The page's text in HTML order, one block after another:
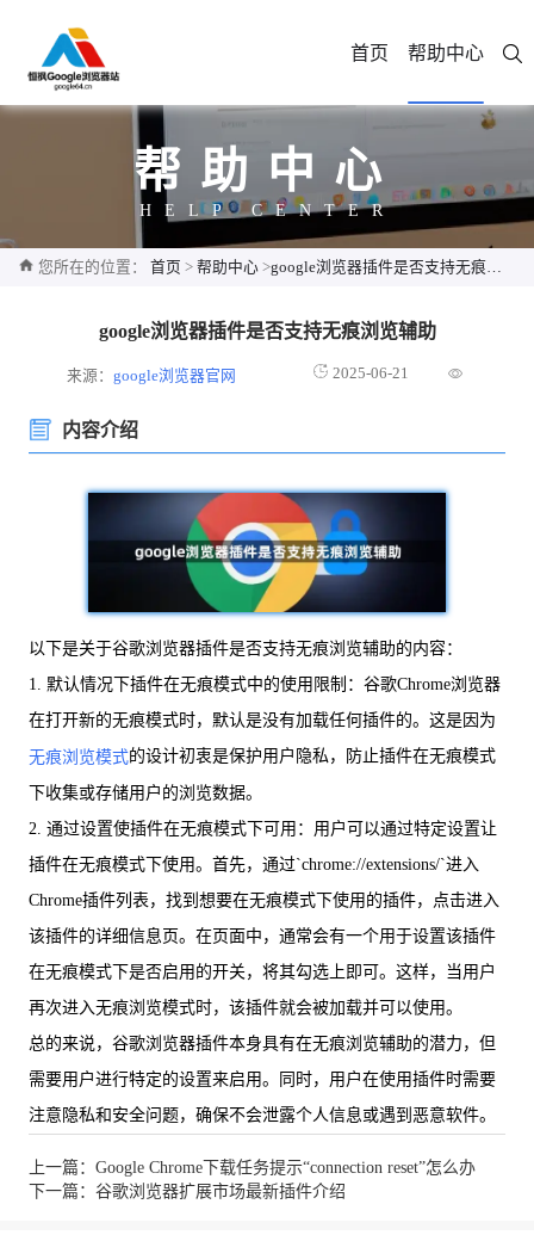
首页 帮助中心
帮助中心
HELP CENTER
您所在的位置： 首页 > 帮助中心 >google浏览器插件是否支持无痕浏览辅助
google浏览器插件是否支持无痕浏览辅助
来源：google浏览器官网 2025-06-21
内容介绍
以下是关于谷歌浏览器插件是否支持无痕浏览辅助的内容：
1. 默认情况下插件在无痕模式中的使用限制：谷歌Chrome浏览器
在打开新的无痕模式时，默认是没有加载任何插件的。这是因为
无痕浏览模式的设计初衷是保护用户隐私，防止插件在无痕模式
下收集或存储用户的浏览数据。
2. 通过设置使插件在无痕模式下可用：用户可以通过特定设置让
插件在无痕模式下使用。首先，通过`chrome://extensions/`进入
Chrome插件列表，找到想要在无痕模式下使用的插件，点击进入
该插件的详细信息页。在页面中，通常会有一个用于设置该插件
在无痕模式下是否启用的开关，将其勾选上即可。这样，当用户
再次进入无痕浏览模式时，该插件就会被加载并可以使用。
总的来说，谷歌浏览器插件本身具有在无痕浏览辅助的潜力，但
需要用户进行特定的设置来启用。同时，用户在使用插件时需要
注意隐私和安全问题，确保不会泄露个人信息或遇到恶意软件。
上一篇：Google Chrome下载任务提示“connection reset”怎么办
下一篇：谷歌浏览器扩展市场最新插件介绍